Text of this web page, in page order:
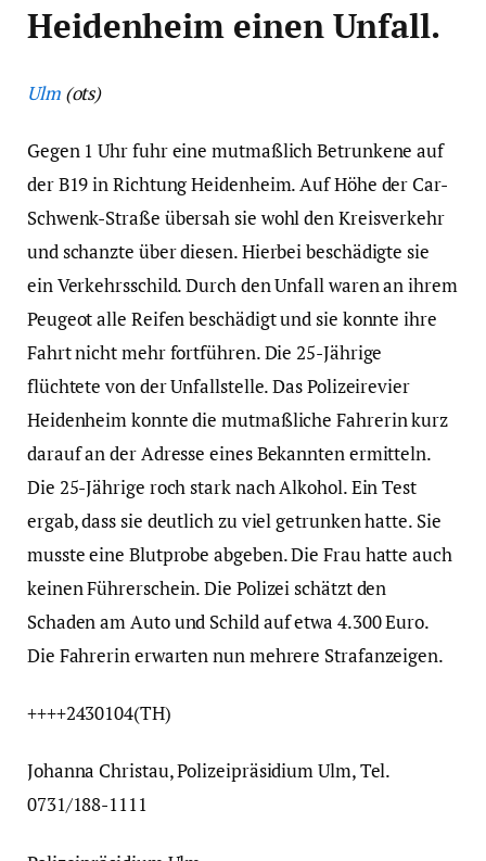
Heidenheim einen Unfall.
Ulm(ots)
Gegen 1 Uhr fuhr eine mutmaßlich Betrunkene auf
der B19 in Richtung Heidenheim. Auf Höhe der Car-
Schwenk-Straße übersah sie wohl den Kreisverkehr
und schanzte über diesen. Hierbei beschädigte sie
ein Verkehrsschild. Durch den Unfall waren an ihrem
Peugeot alle Reifen beschädigt und sie konnte ihre
Fahrt nicht mehr fortführen. Die 25-Jährige
flüchtete von der Unfallstelle. Das Polizeirevier
Heidenheim konnte die mutmaßliche Fahrerin kurz
darauf an der Adresse eines Bekannten ermitteln.
Die 25-Jährige roch stark nach Alkohol. Ein Test
ergab, dass sie deutlich zu viel getrunken hatte. Sie
musste eine Blutprobe abgeben. Die Frau hatte auch
keinen Führerschein. Die Polizei schätzt den
Schaden am Auto und Schild auf etwa 4.300 Euro.
Die Fahrerin erwarten nun mehrere Strafanzeigen.
++++2430104(TH)
Johanna Christau, Polizeipräsidium Ulm, Tel.
0731/188-1111